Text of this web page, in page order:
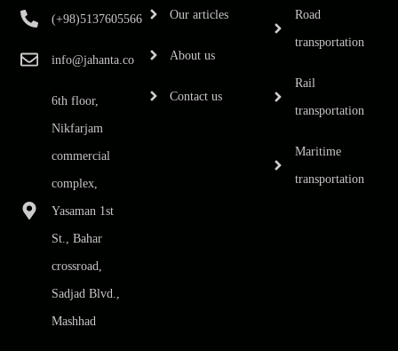
(+98)5137605566
info@jahanta.co
6th floor,
Nikfarjam
commercial
complex,
Yasaman 1st
St., Bahar
crossroad,
Sadjad Blvd.,
Mashhad
Our articles
About us
Contact us
Road
transportation
Rail
transportation
Maritime
transportation